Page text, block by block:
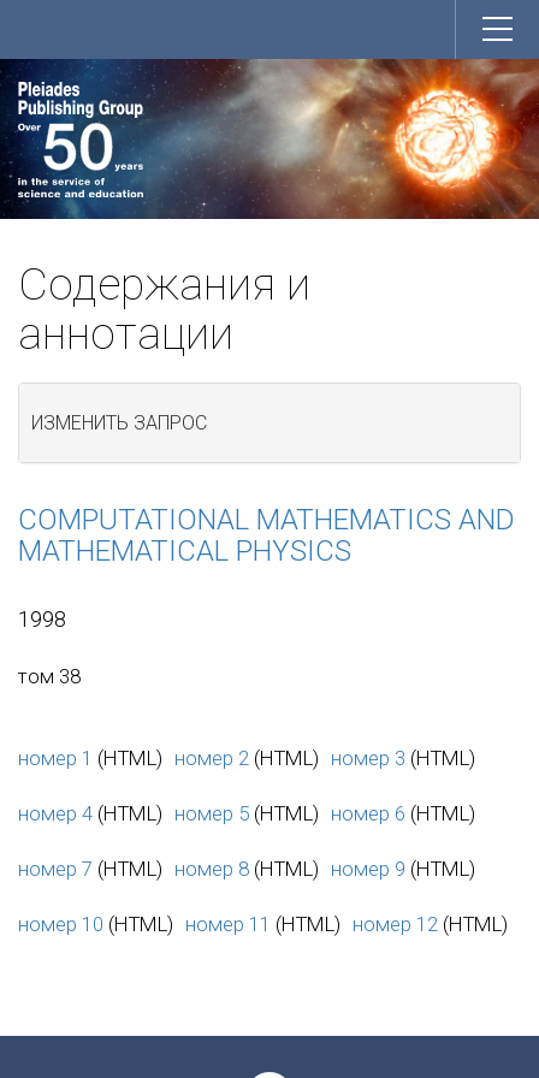
Содержания и
аннотации
ИЗМЕНИТЬ ЗАПРОС
COMPUTATIONAL MATHEMATICS AND
MATHEMATICAL PHYSICS
1998
том 38
номер 1 (HTML) номер 2 (HTML) номер 3 (HTML)
номер 4 (HTML) номер 5 (HTML) номер 6 (HTML)
номер 7 (HTML) номер 8 (HTML) номер 9 (HTML)
номер 10 (HTML) номер 11 (HTML) номер 12 (HTML)